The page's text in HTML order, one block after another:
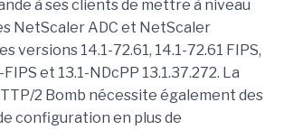
à ses clients de mettre à niveau
NetScaler ADC et NetScaler
versions 14.1-72.61, 14.1-72.61 FIPS,
FIPS et 13.1-NDcPP 13.1.37.272. La
2 Bomb nécessite également des
configuration en plus de